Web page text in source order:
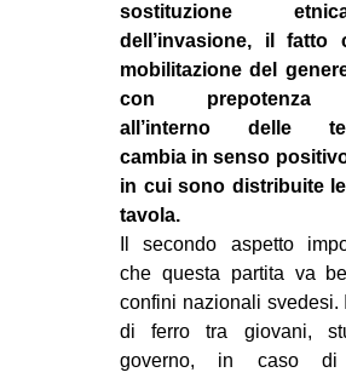
sostituzione
dell’invasione, il fatto
mobilitazione del
con prepotenza
all’interno delle
cambia in senso
in cui sono distribuite
tavola.
Il secondo aspetto
che questa partita va
confini nazionali svedesi.
di ferro tra giovani,
governo, in caso di